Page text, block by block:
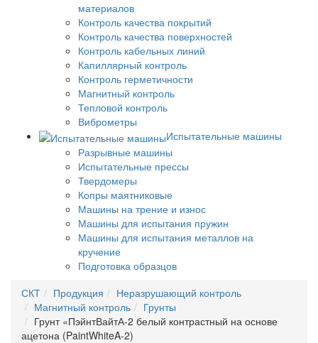
материалов
Контроль качества покрытий
Контроль качества поверхностей
Контроль кабельных линий
Капиллярный контроль
Контроль герметичности
Магнитный контроль
Тепловой контроль
Виброметры
Испытательные машины
Разрывные машины
Испытательные прессы
Твердомеры
Копры маятниковые
Машины на трение и износ
Машины для испытания пружин
Машины для испытания металлов на
кручение
Подготовка образцов
СКТ
Продукция
Неразрушающий контроль
Магнитный контроль
Грунты
Грунт «ПэйнтВайтА-2 белый контрастный на основе
ацетона (PaintWhiteA-2)